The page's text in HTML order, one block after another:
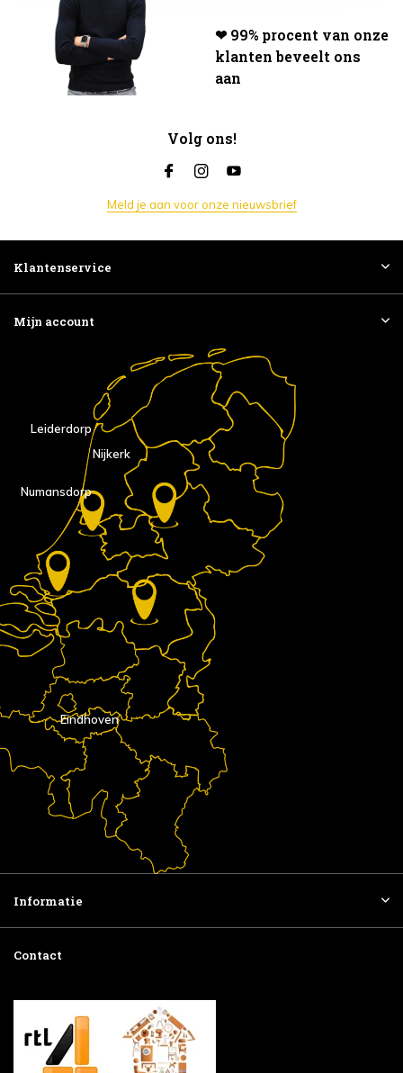
❤ 99% procent van onze
klanten beveelt ons
aan
Volg ons!
Meld je aan voor onze nieuwsbrief
Klantenservice
Mijn account
Eindhoven
Nijkerk
Numansdorp
Leiderdorp
Informatie
Contact